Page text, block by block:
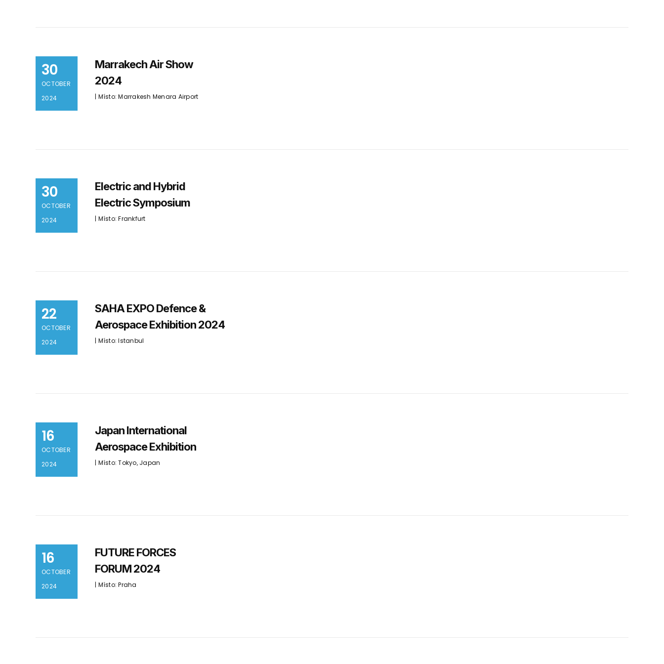
30
OCTOBER
2024
Marrakech Air Show
2024
| Místo: Marrakesh Menara Airport
30
OCTOBER
2024
Electric and Hybrid
Electric Symposium
| Místo: Frankfurt
22
OCTOBER
2024
SAHA EXPO Defence &
Aerospace Exhibition 2024
| Místo: Istanbul
16
OCTOBER
2024
Japan International
Aerospace Exhibition
| Místo: Tokyo, Japan
16
OCTOBER
2024
FUTURE FORCES
FORUM 2024
| Místo: Praha